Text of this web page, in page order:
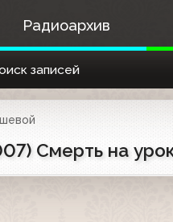
Радиоархив
записей
Смерть на